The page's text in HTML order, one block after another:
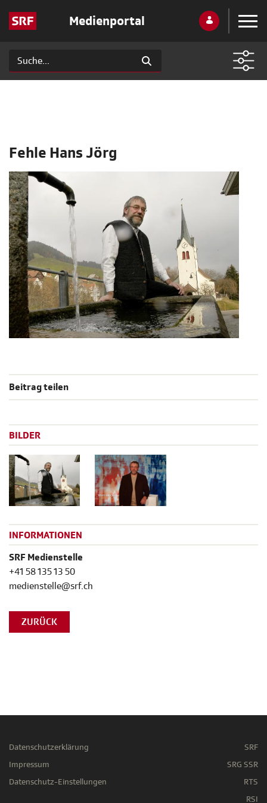
Medienportal
Fehle Hans Jörg
Beitrag teilen
BILDER
INFORMATIONEN
SRF Medienstelle
+41 58 135 13 50
medienstelle@srf.ch
ZURÜCK
Datenschutzerklärung
Impressum
Datenschutz-Einstellungen
SRF
SRG SSR
RTS
RSI